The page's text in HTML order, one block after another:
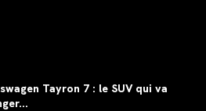
Tayron 7 : le SUV qui va